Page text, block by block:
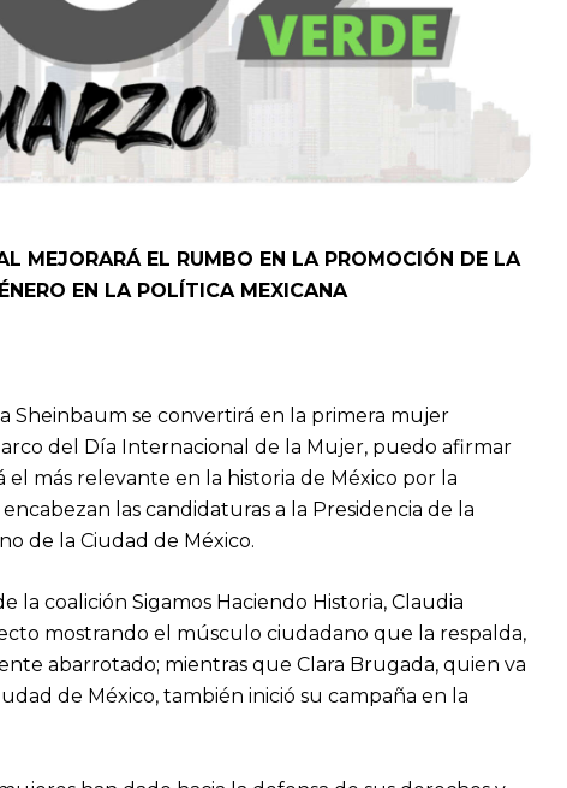
MEJORARÁ EL RUMBO EN LA PROMOCIÓN DE LA
EN LA POLÍTICA MEXICANA
Sheinbaum se convertirá en la primera mujer
del Día Internacional de la Mujer, puedo afirmar
más relevante en la historia de México por la
las candidaturas a la Presidencia de la
de la Ciudad de México.
la coalición Sigamos Haciendo Historia, Claudia
mostrando el músculo ciudadano que la respalda,
abarrotado; mientras que Clara Brugada, quien va
de México, también inició su campaña en la